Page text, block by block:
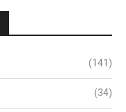
(141)
(34)